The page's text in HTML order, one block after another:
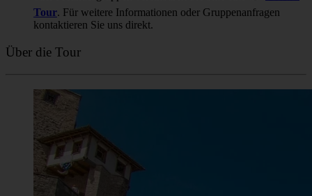
Tour. Für weitere Informationen oder Gruppenanfragen
kontaktieren Sie uns direkt.
Über die Tour